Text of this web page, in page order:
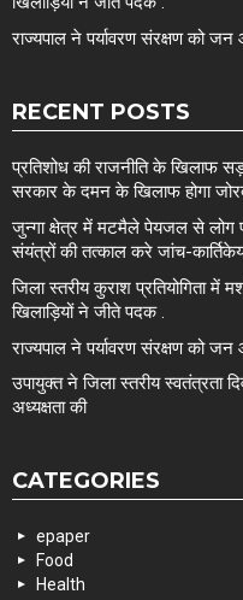
राज्यपाल ने पर्यावरण संरक्षण को
RECENT POSTS
प्रतिशोध की राजनीति के खिलाफ
सरकार के दमन के खिलाफ होगा
जुन्गा क्षेत्र में मटमैले पेयजल से
संयंत्रों की तत्काल करे जांच-कार्तिकेय
जिला स्तरीय कुराश प्रतियोगिता में
खिलाड़ियों ने जीते पदक .
राज्यपाल ने पर्यावरण संरक्षण को
उपायुक्त ने जिला स्तरीय स्वतंत्रता
अध्यक्षता की
CATEGORIES
epaper
Food
Health